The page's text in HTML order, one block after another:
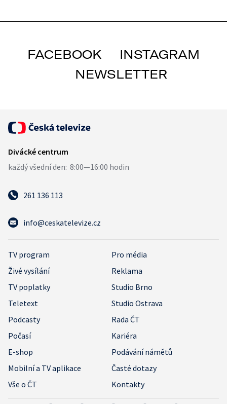
FACEBOOK
INSTAGRAM
NEWSLETTER
261 136 113
info@ceskatelevize.cz
TV program
Pro média
Živé vysílání
Reklama
TV poplatky
Studio Brno
Teletext
Studio Ostrava
Podcasty
Rada ČT
Počasí
Kariéra
E-shop
Podávání námětů
Mobilní a TV aplikace
Časté dotazy
Vše o ČT
Kontakty